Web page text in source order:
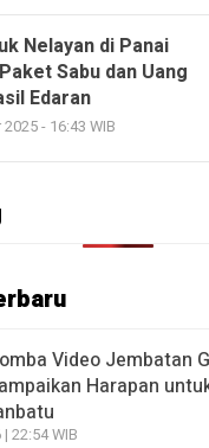
Nelayan di Panai
Sabu dan Uang
Edaran
- 16:43 WIB
Video Jembatan
Harapan
22:54 WIB